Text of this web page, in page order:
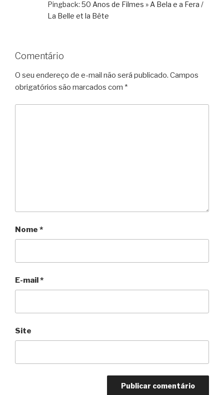
Pingback: 50 Anos de Filmes » A Bela e a Fera /
La Belle et la Bête
Comentário
O seu endereço de e-mail não será publicado. Campos
obrigatórios são marcados com *
Nome *
E-mail*
Site